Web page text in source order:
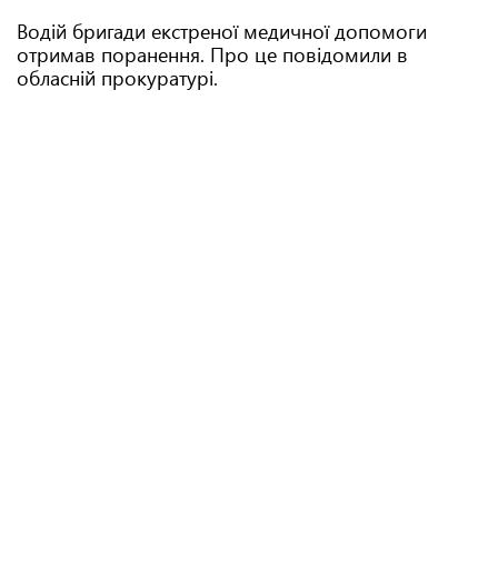
Водій бригади екстреної медичної допомоги
отримав поранення. Про це повідомили в
обласній прокуратурі.